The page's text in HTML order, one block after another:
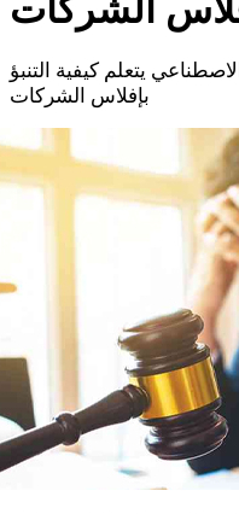
الشركات
يتعلم كيفية التنبؤ
بإفلاس الشركات